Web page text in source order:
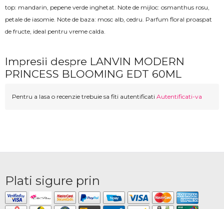
top: mandarin, pepene verde inghetat. Note de mijloc: osmanthus rosu,
petale de iasomie. Note de baza: mosc alb, cedru. Parfum floral proaspat
de fructe, ideal pentru vreme calda.
Impresii despre LANVIN MODERN
PRINCESS BLOOMING EDT 60ML
Pentru a lasa o recenzie trebuie sa fiti autentificati Autentificati-va
Plati sigure prin